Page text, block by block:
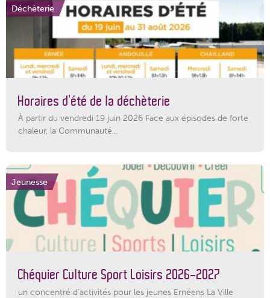
Déchèterie
Horaires d’été de la déchèterie
À partir du vendredi 19 juin 2026 Face aux épisodes de forte
chaleur, la Communauté...
Jeunesse
Chéquier Culture Sport Loisirs 2026-2027
un concentré d’activités pour les jeunes Ernéens La Ville